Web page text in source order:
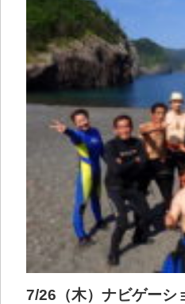
7/26（木）ナビゲーシ